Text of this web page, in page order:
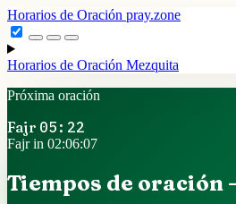
Horarios de Oración pray.zone
Horarios de Oración Mezquita
Próxima oración
Fajr 05:22
Fajr in 02:06:06
Tiempos de oración